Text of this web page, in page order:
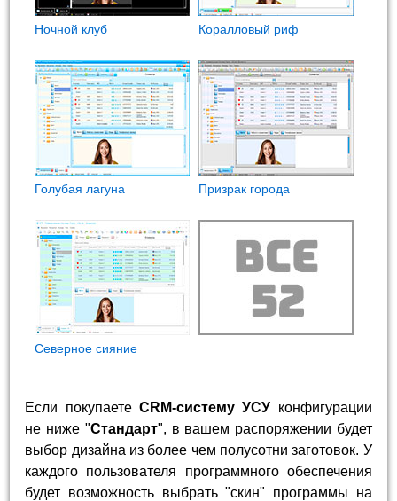
Ночной клуб Коралловый риф
Голубая лагуна Призрак города
Северное сияние
Если покупаете CRM-систему УСУ конфигурации
не ниже "Стандарт", в вашем распоряжении будет
выбор дизайна из более чем полусотни заготовок. У
каждого пользователя программного обеспечения
будет возможность выбрать "скин" программы на